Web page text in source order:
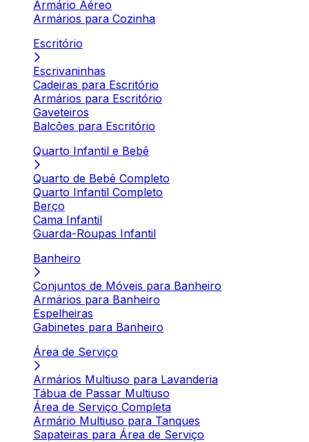
Armário Aéreo
Armários para Cozinha
Escritório
Escrivaninhas
Cadeiras para Escritório
Armários para Escritório
Gaveteiros
Balcões para Escritório
Quarto Infantil e Bebê
Quarto de Bebê Completo
Quarto Infantil Completo
Berço
Cama Infantil
Guarda-Roupas Infantil
Banheiro
Conjuntos de Móveis para Banheiro
Armários para Banheiro
Espelheiras
Gabinetes para Banheiro
Área de Serviço
Armários Multiuso para Lavanderia
Tábua de Passar Multiuso
Área de Serviço Completa
Armário Multiuso para Tanques
Sapateiras para Área de Serviço